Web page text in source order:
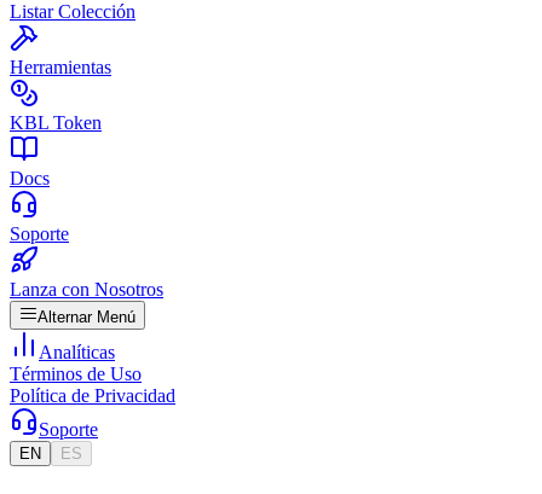
Listar Colección
Herramientas
KBL Token
Docs
Soporte
Lanza con Nosotros
Alternar Menú
Analíticas
Términos de Uso
Política de Privacidad
Soporte
EN ES